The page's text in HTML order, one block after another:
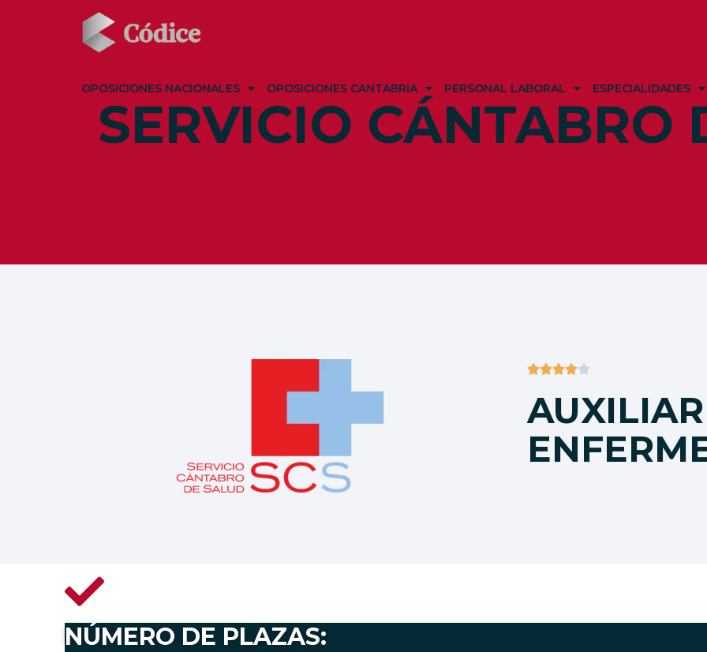
OPOSICIONES NACIONALES OPOSICIONES CANTABRIA PERSONAL LABORAL ESPECIALIDADES
SERVICIO CÁNTABRO

NÚMERO DE PLAZAS: